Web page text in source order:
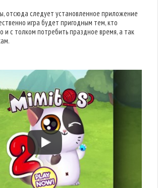
отсюда следует установленное приложение
игра будет пригодным тем, кто
и с толком потребить праздное время, а так